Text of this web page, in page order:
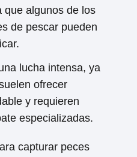
que algunos de los
de pescar pueden
lucha intensa, ya
ofrecer
y requieren
especializadas.
capturar peces